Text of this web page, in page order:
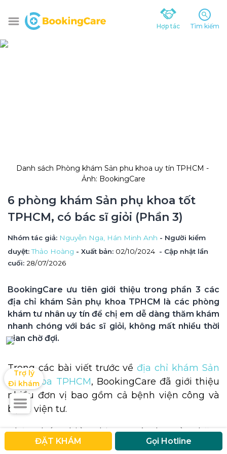
Hợp tác Tìm kiếm
Danh sách Phòng khám Sản phu khoa uy tín TPHCM -
Ảnh: BookingCare
6 phòng khám Sản phụ khoa tốt
TPHCM, có bác sĩ giỏi (Phần 3)
Nhóm tác giả: Nguyễn Nga, Hán Minh Anh - Người kiểm
duyệt: Thảo Hoàng - Xuất bản: 02/10/2024 - Cập nhật lần
cuối: 28/07/2026
BookingCare ưu tiên giới thiệu trong phần 3 các
địa chỉ khám Sản phụ khoa TPHCM là các phòng
khám tư nhân uy tín để chị em dễ dàng thăm khám
nhanh chóng với bác sĩ giỏi, không mất nhiều thời
gian chờ đợi.
Trong các bài viết trước vềđịa chỉ khám Sản
phụ khoa TPHCM, BookingCare đã giới thiệu
nhiều đơn vị bao gồm cả bệnh viện công và
bệnh viện tư.
Nhận thấy nhiều chị em có nhu cầu thăm
khám tại các phòng khám sản phụ khoa tư
Trợ lý
Đi khám
ĐẶT KHÁM Gọi Hotline